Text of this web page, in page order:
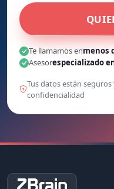
Te llamamos enmenos
Asesorespecializado
Tus datos están
confidencialidad